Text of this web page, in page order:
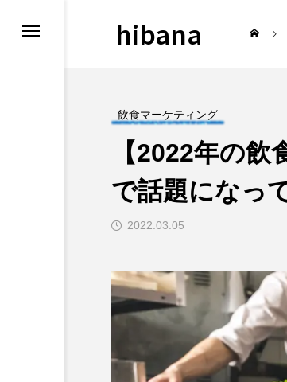
プン情報】注目の飲
飲食マー
【2026年最新】
hibana
飲食マーケティング
【2022年の
で話題になっ
2022.03.05